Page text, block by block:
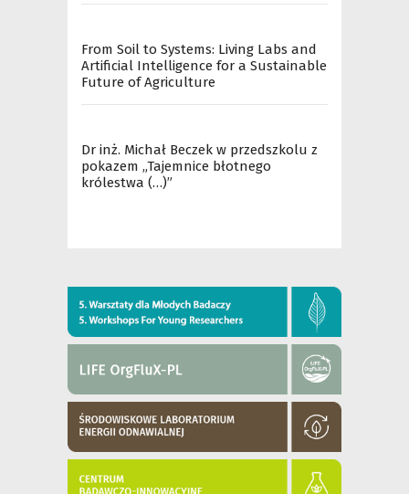
From Soil to Systems: Living Labs and
Artificial Intelligence for a Sustainable
Future of Agriculture
Dr inż. Michał Beczek w przedszkolu z
pokazem „Tajemnice błotnego
królestwa (…)”